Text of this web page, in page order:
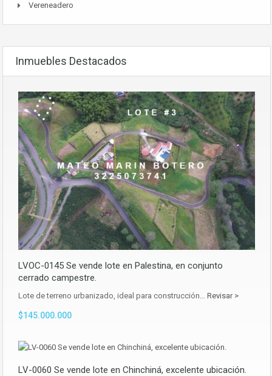
Vereneadero
Inmuebles Destacados
LVOC-0145 Se vende lote en Palestina, en conjunto
cerrado campestre.
Lote de terreno urbanizado, ideal para construcción… Revisar >
$145.000.000
LV-0060 Se vende lote en Chinchiná, excelente ubicación.